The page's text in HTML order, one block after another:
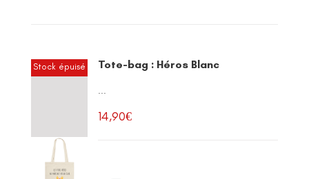
Stock épuisé Tote-bag : Héros Blanc
...
14,90€